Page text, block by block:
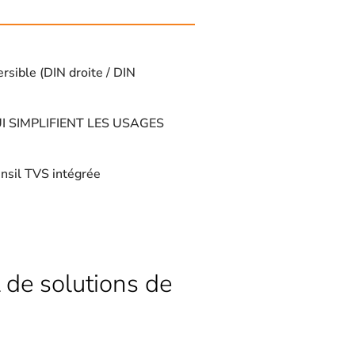
(DIN droite / DIN
SIMPLIFIENT LES USAGES
TVS intégrée
solutions de